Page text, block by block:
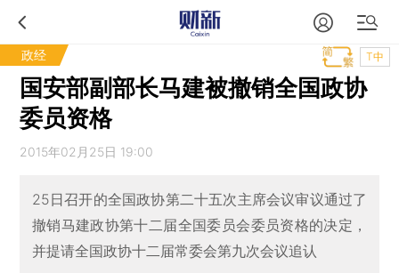
政经 T中
国安部副部长马建被撤销全国政协
委员资格
2015年02月25日 19:00
25日召开的全国政协第二十五次主席会议审议通过了
撤销马建政协第十二届全国委员会委员资格的决定，
并提请全国政协十二届常委会第九次会议追认